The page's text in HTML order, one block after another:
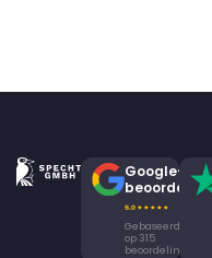
Google-
beoordeling
Gebaseerd
op 315
beoordelingen